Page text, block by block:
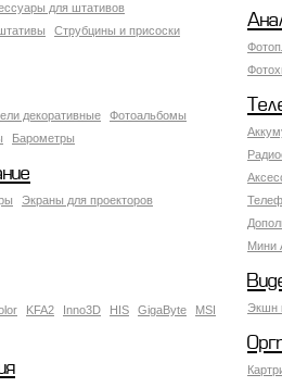
для штативов
Струбцины и присоски
декоративные
Фотоальбомы
Барометры
Мини
Экраны для проекторов
Экшн
KFA2 Inno3D HIS GigaByte
MSI